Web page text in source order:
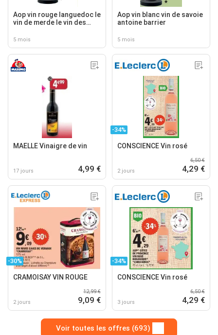
Aop vin rouge languedoc le
vin de merde le vin des
5 mois
Aop vin blanc vin de savoie
antoine barrier
5 mois
MAELLE Vinaigre de vin
17 jours 4,99 €
-34%
CONSCIENCE Vin rosé
2 jours
6,50 €
4,29 €
-30%
CRAMOISAY VIN ROUGE
2 jours
12,99 €
9,09 €
-34%
CONSCIENCE Vin rosé
3 jours
6,50 €
4,29 €
Voir toutes les offres (693)